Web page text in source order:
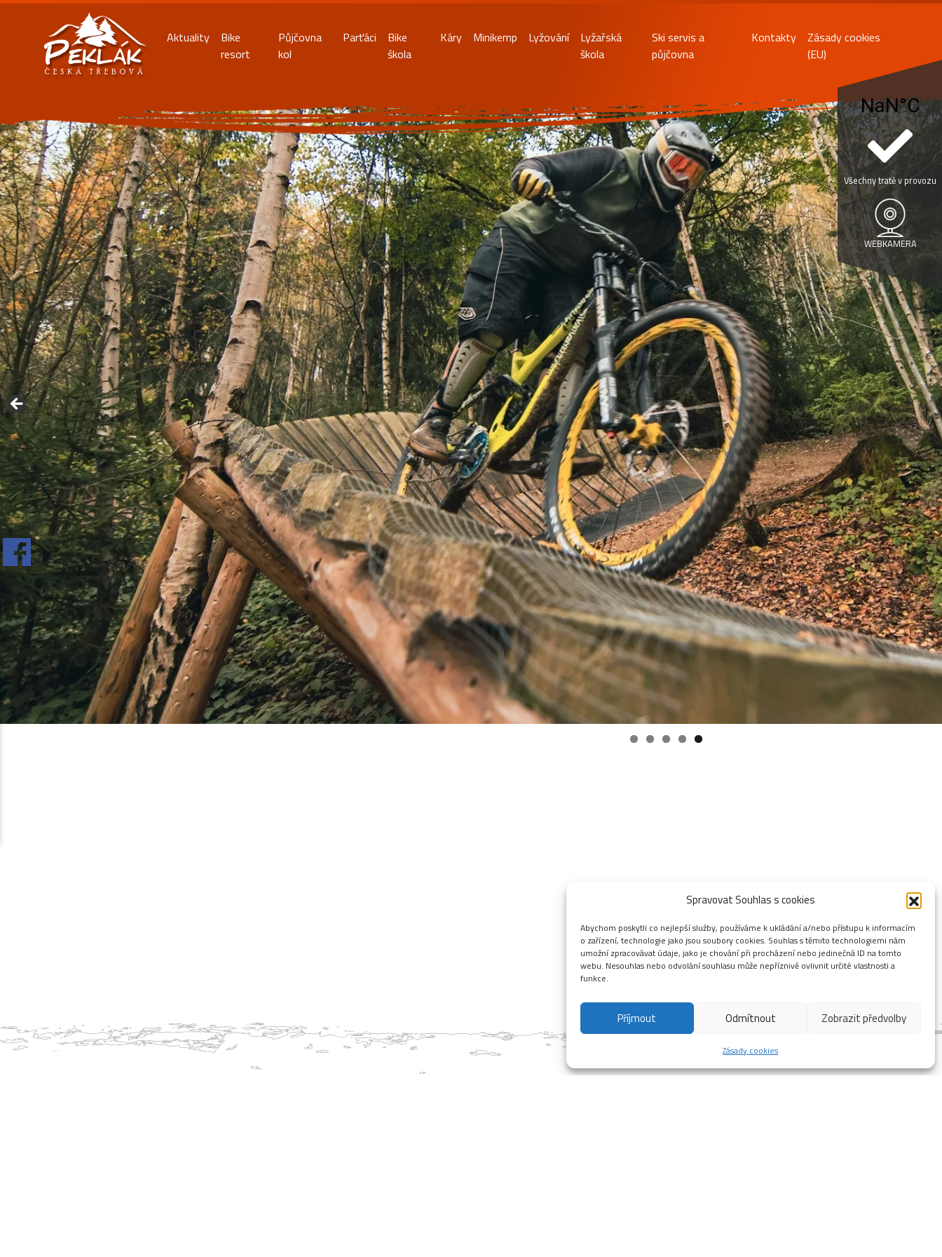
Spravovat Souhlas s cookies
Abychom poskytli co nejlepší služby, používáme k ukládání a/nebo přístupu k informacím
o zařízení, technologie jako jsou soubory cookies. Souhlas s těmito technologiemi nám
umožní zpracovávat údaje, jako je chování při procházení nebo jedinečná ID na tomto
webu. Nesouhlas nebo odvolání souhlasu může nepříznivě ovlivnit určité vlastnosti a
funkce.
Příjmout Odmítnout Zobrazit předvolby
Zásady cookies
Aktuality
Bike
resort
Půjčovna
kol
Parťáci
Bike
škola
Káry Minikemp Lyžování
Lyžařská
škola
Ski servis a
půjčovna
Kontakty
Zásady cookies
(EU)
Všechny tratě v provozu
WEBKAMERA